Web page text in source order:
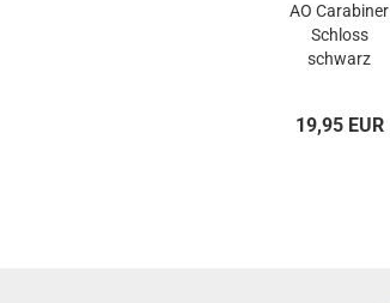
AO Carabiner
Schloss
schwarz
19,95 EUR